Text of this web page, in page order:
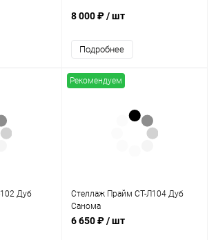
8 000 ₽/ шт
Подробнее
Дуб
Рекомендуем
Стеллаж Прайм СТ-Л104 Дуб
Санома
6 650 ₽/ шт